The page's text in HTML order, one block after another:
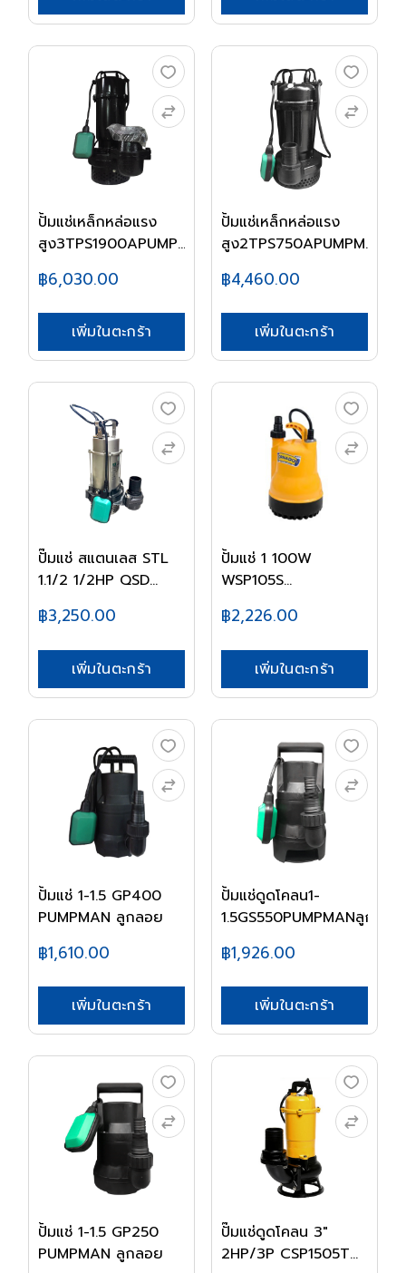
ปั้มแช่เหล็กหล่อแรง
สูง3TPS1900APUMP...
฿6,030.00
เพิ่มในตะกร้า
ปั้มแช่เหล็กหล่อแรง
สูง2TPS750APUMPM...
฿4,460.00
เพิ่มในตะกร้า
ปั๊มแช่ สแตนเลส STL
1.1/2 1/2HP QSD...
฿3,250.00
เพิ่มในตะกร้า
ปั้มแช่ 1 100W
WSP105S
฿2,226.00
เพิ่มในตะกร้า
ปั้มแช่ 1-1.5 GP400
PUMPMAN ลูกลอย
฿1,610.00
เพิ่มในตะกร้า
ปั้มแช่ดูดโคลน1-
1.5GS550PUMPMANลูกล...
฿1,926.00
เพิ่มในตะกร้า
ปั้มแช่ 1-1.5 GP250
PUMPMAN ลูกลอย
ปั๊มแช่ดูดโคลน 3"
2HP/3P CSP1505T